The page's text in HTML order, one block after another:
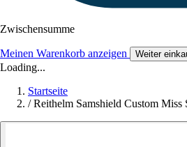
Zwischensumme
Meinen Warenkorb anzeigen Weiter
Loading...
Startseite
/ Reithelm Samshield Custom